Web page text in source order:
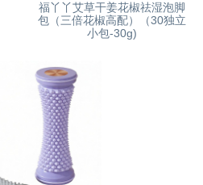
福丫丫艾草干姜花椒祛湿泡脚
包（三倍花椒高配）（30独立
小包-30g)